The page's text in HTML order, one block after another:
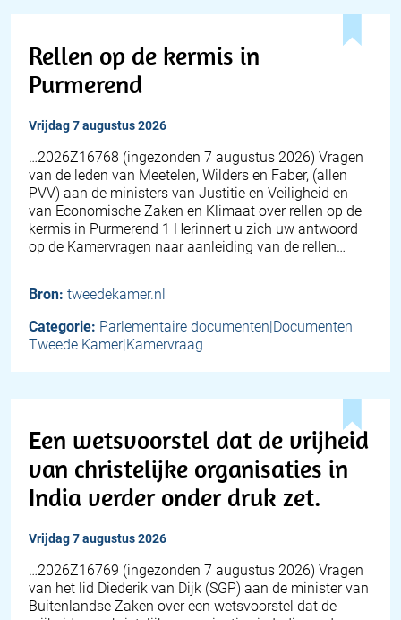
Rellen op de kermis in
Purmerend
vrijdag 7 augustus 2026
… 2026Z16768 (ingezonden 7 augustus 2026) Vragen
van de leden van Meetelen, Wilders en Faber, (allen
PVV) aan de ministers van Justitie en Veiligheid en
van Economische Zaken en Klimaat over rellen op de
kermis in Purmerend 1 Herinnert u zich uw antwoord
op de Kamervragen naar aanleiding van de rellen…
Bron: tweedekamer.nl
Categorie: Parlementaire documenten|Documenten
Tweede Kamer|Kamervraag
Een wetsvoorstel dat de vrijheid
van christelijke organisaties in
India verder onder druk zet.
vrijdag 7 augustus 2026
… 2026Z16769 (ingezonden 7 augustus 2026) Vragen
van het lid Diederik van Dijk (SGP) aan de minister van
Buitenlandse Zaken over een wetsvoorstel dat de